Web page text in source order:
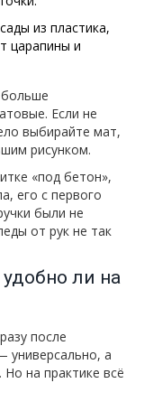
из пластика,
царапины и
больше
Если не
выбирайте мат,
рисунком.
«под бетон»,
его с первого
были не
от рук не так
ли на
после
универсально, а
Но на практике всё